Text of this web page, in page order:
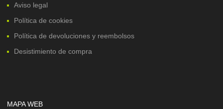
Aviso legal
Política de cookies
Política de devoluciones y reembolsos
Desistimiento de compra
MAPA WEB